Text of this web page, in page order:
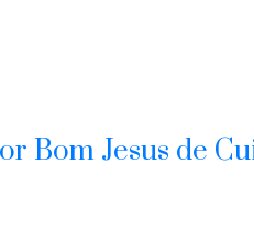
Bom Jesus de